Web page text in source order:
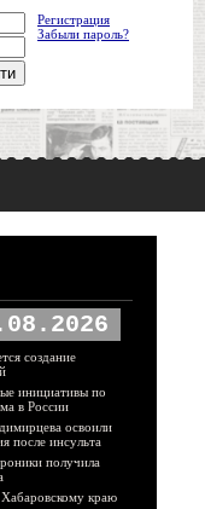
Регистрация
Забыли пароль?
создание
инициативы по
в России
освоили
после инсульта
получила
краю